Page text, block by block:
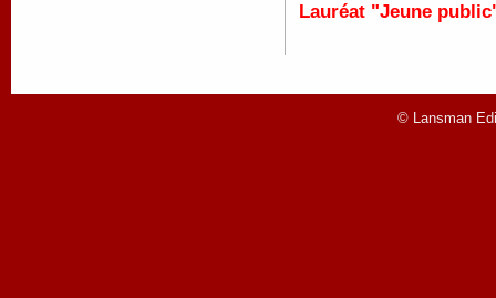
Lauréat "Jeune
© Lansman